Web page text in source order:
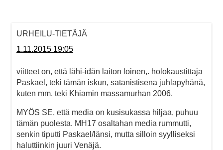
URHEILU-TIETÄJÄ
1.11.2015 19:05
viitteet on, että lähi-idän laiton loinen,. holokaustittaja
Paskael, teki tämän iskun, satanistisena juhlapyhänä,
kuten mm. teki Khiamin massamurhan 2006.
MYÖS SE, että media on kusisukassa hiljaa, puhuu
tämän puolesta. MH17 osaltahan media rummutti,
senkin tiputti Paskael/länsi, mutta silloin syylliseksi
haluttiinkin juuri Venäjä.